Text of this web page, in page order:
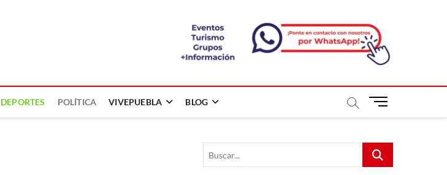
DEPORTES POLÍTICA VIVEPUEBLA BLOG
B
ó
n
d
Buscar...